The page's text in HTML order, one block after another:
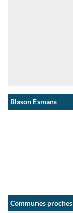
Blason Esmans
Communes proches